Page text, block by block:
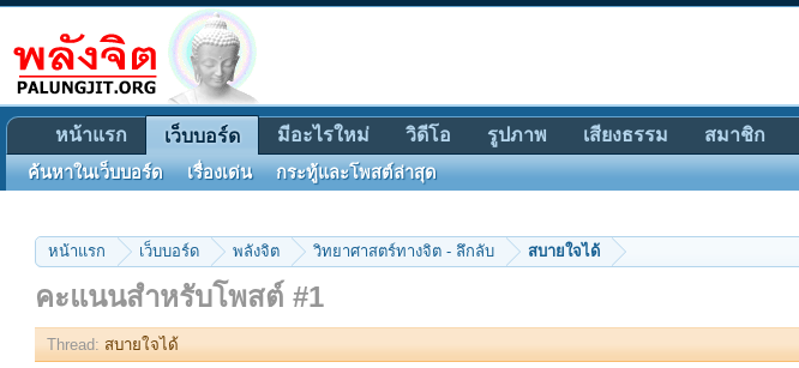
หน้าแรก เว็บบอร์ด พลังจิต วิทยาศาสตร์ทางจิต - ลึกลับ สบายใจได้
คะแนนสำหรับโพสต์ #1
Thread: สบายใจได้
หน้าแรก เว็บบอร์ด
ค้นหาในเว็บบอร์ด เรื่องเด่น กระทู้และโพสต์ล่าสุด
มีอะไรใหม่ วิดีโอ รูปภาพ เสียงธรรม สมาชิก